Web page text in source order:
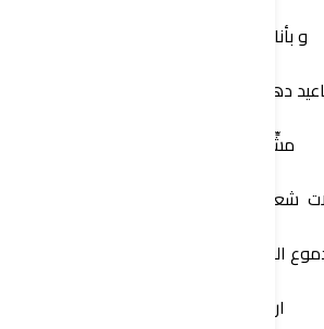
‏و بأناملك
دهرٓ لم نكنه معاً
مشِّط
شعر مساءاتي
الفرح بعينيك
اروِ